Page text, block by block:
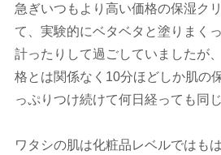
急ぎいつもより高い価格の保湿ク
て、実験的にベタベタと塗りまく
計ったりして過ごしていましたが
格とは関係なく10分ほどしか肌の
っぷりつけ続けて何日経っても同
ワタシの肌は化粧品レベルではも